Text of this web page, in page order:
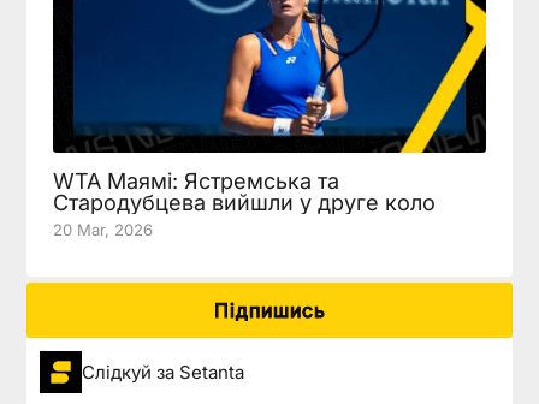
WTA Маямі: Ястремська та
Стародубцева вийшли у друге коло
20 Mar, 2026
Підпишись
Слідкуй за Setanta